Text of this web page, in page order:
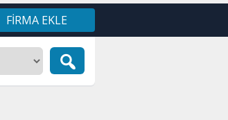
FIRMA EKLE